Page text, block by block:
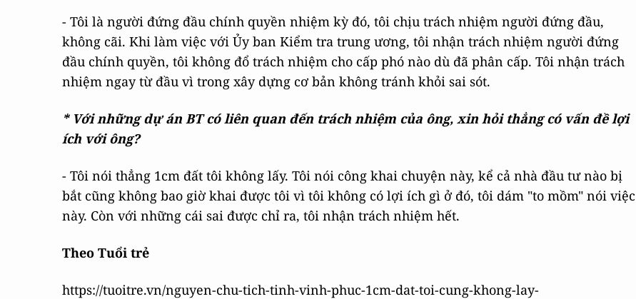
- Tôi là người đứng đầu chính quyền nhiệm kỳ đó, tôi chịu trách nhiệm người đứng đầu,
không cãi. Khi làm việc với Ủy ban Kiểm tra trung ương, tôi nhận trách nhiệm người đứng
đầu chính quyền, tôi không đổ trách nhiệm cho cấp phó nào dù đã phân cấp. Tôi nhận trách
nhiệm ngay từ đầu vì trong xây dựng cơ bản không tránh khỏi sai sót.
* Với những dự án BT có liên quan đến trách nhiệm của ông, xin hỏi thẳng có vấn đề lợi
ích với ông?
- Tôi nói thẳng 1cm đất tôi không lấy. Tôi nói công khai chuyện này, kể cả nhà đầu tư nào bị
bắt cũng không bao giờ khai được tôi vì tôi không có lợi ích gì ở đó, tôi dám "to mồm" nói việc
này. Còn với những cái sai được chỉ ra, tôi nhận trách nhiệm hết.
Theo Tuổi trẻ
https://tuoitre.vn/nguyen-chu-tich-tinh-vinh-phuc-1cm-dat-toi-cung-khong-lay-